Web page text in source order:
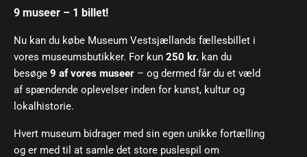
9 museer – 1 billet!
Nu kan du købe Museum Vestsjællands fællesbillet i
vores museumsbutikker. For kun 250 kr. kan du
besøge 9 af vores museer – og dermed får du et væld
af spændende oplevelser inden for kunst, kultur og
lokalhistorie.
Hvert museum bidrager med sin egen unikke fortælling
og er med til at samle det store puslespil om